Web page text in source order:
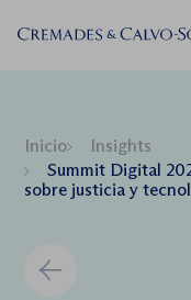
Inicio
Insights
Summit Digital
sobre justicia y